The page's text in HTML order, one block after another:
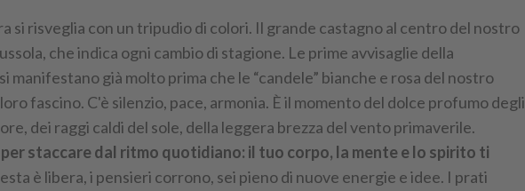
si risveglia con un tripudio di colori. Il grande castagno al centro del nostro
che indica ogni cambio di stagione. Le prime avvisaglie della
manifestano già molto prima che le “candele” bianche e rosa del nostro
fascino. C'è silenzio, pace, armonia. È il momento del dolce profumo degli
dei raggi caldi del sole, della leggera brezza del vento primaverile.
staccare dal ritmo quotidiano: il tuo corpo, la mente e lo spirito ti
è libera, i pensieri corrono, sei pieno di nuove energie e idee. I prati